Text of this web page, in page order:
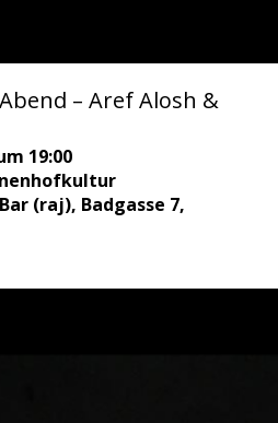
– Aref Alosh &
19:00
(raj), Badgasse 7,